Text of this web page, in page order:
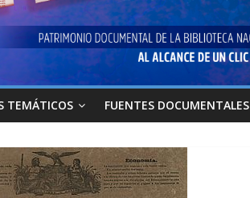
TEMÁTICOS FUENTES DOCUMENTALES